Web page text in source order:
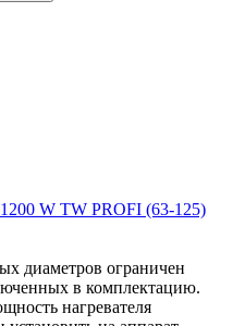
W TW PROFI (63-125)
диаметров ограничен
в комплектацию.
нагревателя